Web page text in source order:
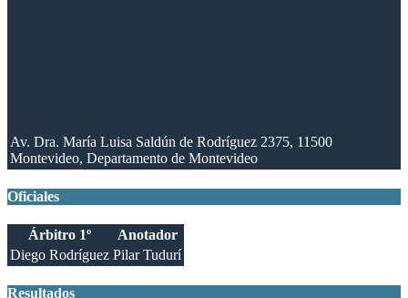
Av. Dra. María Luisa Saldún de Rodríguez 2375, 11500
Montevideo, Departamento de Montevideo
Oficiales
Árbitro 1º
Anotador
Diego Rodríguez Pilar Tudurí
Resultados